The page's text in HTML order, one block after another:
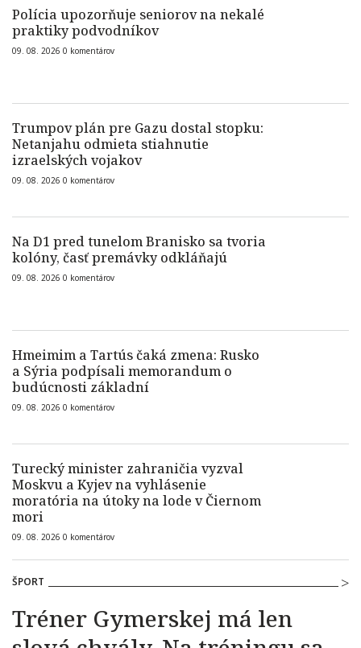
Polícia upozorňuje seniorov na nekalé
praktiky podvodníkov
09. 08. 2026 0 komentárov
Trumpov plán pre Gazu dostal stopku:
Netanjahu odmieta stiahnutie
izraelských vojakov
09. 08. 2026 0 komentárov
Na D1 pred tunelom Branisko sa tvoria
kolóny, časť premávky odkláňajú
09. 08. 2026 0 komentárov
Hmeimim a Tartús čaká zmena: Rusko
a Sýria podpísali memorandum o
budúcnosti základní
09. 08. 2026 0 komentárov
Turecký minister zahraničia vyzval
Moskvu a Kyjev na vyhlásenie
moratória na útoky na lode v Čiernom
mori
09. 08. 2026 0 komentárov
ŠPORT